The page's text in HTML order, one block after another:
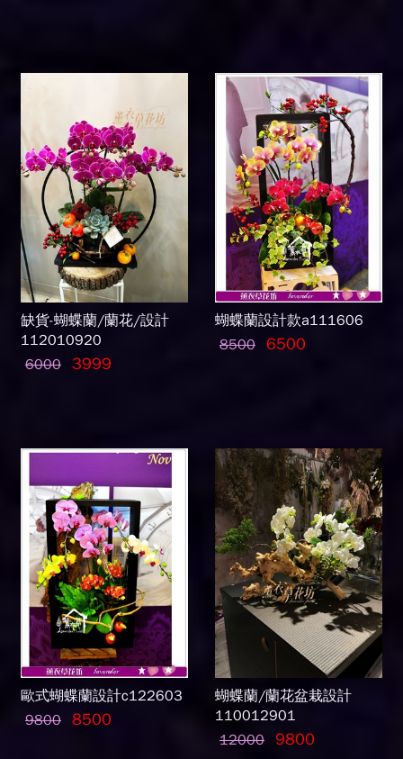
缺貨-蝴蝶蘭/蘭花/設計
112010920
6000 3999
蝴蝶蘭設計款a111606
8500 6500
歐式蝴蝶蘭設計c122603
9800 8500
蝴蝶蘭/蘭花盆栽設計
110012901
12000 9800